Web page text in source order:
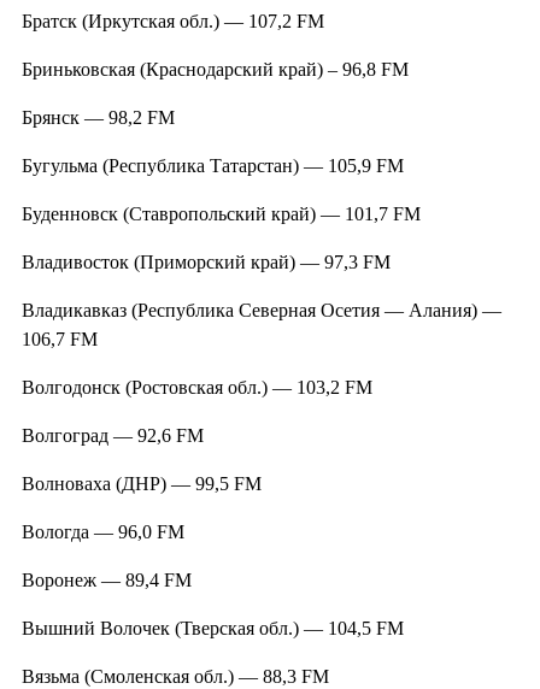
Братск (Иркутская обл.) — 107,2 FM
Бриньковская (Краснодарский край) – 96,8 FM
Брянск — 98,2 FM
Бугульма (Республика Татарстан) — 105,9 FM
Буденновск (Ставропольский край) — 101,7 FM
Владивосток (Приморский край) — 97,3 FM
Владикавказ (Республика Северная Осетия — Алания) —
106,7 FM
Волгодонск (Ростовская обл.) — 103,2 FM
Волгоград — 92,6 FM
Волноваха (ДНР) — 99,5 FM
Вологда — 96,0 FM
Воронеж — 89,4 FM
Вышний Волочек (Тверская обл.) — 104,5 FM
Вязьма (Смоленская обл.) — 88,3 FM